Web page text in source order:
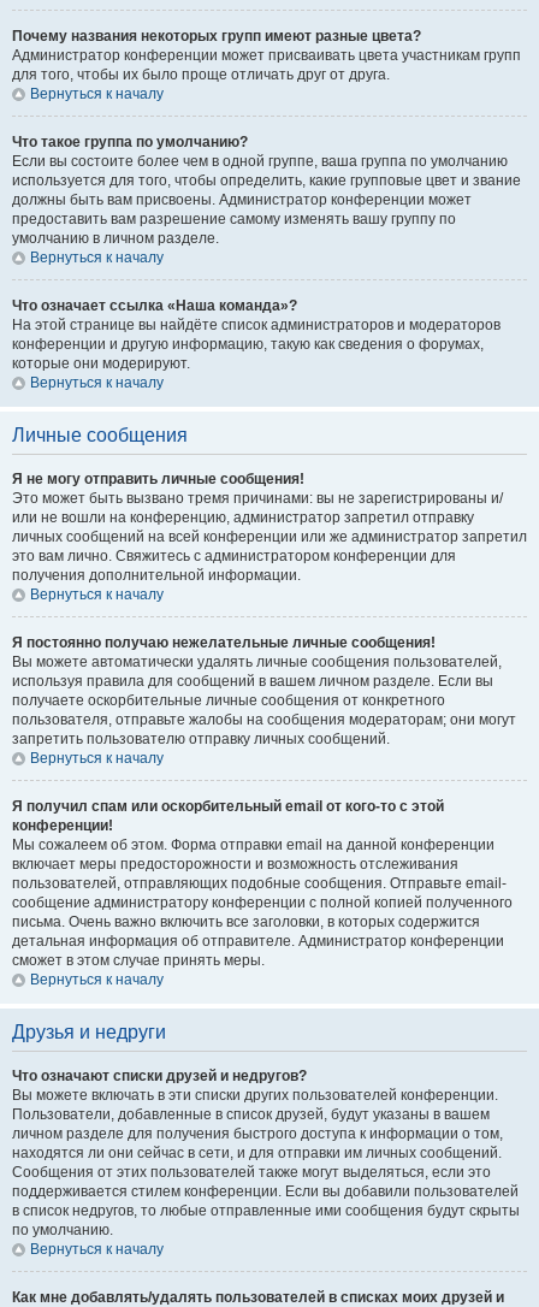
Почему названия некоторых групп имеют разные цвета?
Администратор конференции может присваивать цвета участникам групп
для того, чтобы их было проще отличать друг от друга.
Вернуться к началу
Что такое группа по умолчанию?
Если вы состоите более чем в одной группе, ваша группа по умолчанию
используется для того, чтобы определить, какие групповые цвет и звание
должны быть вам присвоены. Администратор конференции может
предоставить вам разрешение самому изменять вашу группу по
умолчанию в личном разделе.
Вернуться к началу
Что означает ссылка «Наша команда»?
На этой странице вы найдёте список администраторов и модераторов
конференции и другую информацию, такую как сведения о форумах,
которые они модерируют.
Вернуться к началу
Личные сообщения
Я не могу отправить личные сообщения!
Это может быть вызвано тремя причинами: вы не зарегистрированы и/
или не вошли на конференцию, администратор запретил отправку
личных сообщений на всей конференции или же администратор запретил
это вам лично. Свяжитесь с администратором конференции для
получения дополнительной информации.
Вернуться к началу
Я постоянно получаю нежелательные личные сообщения!
Вы можете автоматически удалять личные сообщения пользователей,
используя правила для сообщений в вашем личном разделе. Если вы
получаете оскорбительные личные сообщения от конкретного
пользователя, отправьте жалобы на сообщения модераторам; они могут
запретить пользователю отправку личных сообщений.
Вернуться к началу
Я получил спам или оскорбительный email от кого-то с этой
конференции!
Мы сожалеем об этом. Форма отправки email на данной конференции
включает меры предосторожности и возможность отслеживания
пользователей, отправляющих подобные сообщения. Отправьте email-
сообщение администратору конференции с полной копией полученного
письма. Очень важно включить все заголовки, в которых содержится
детальная информация об отправителе. Администратор конференции
сможет в этом случае принять меры.
Вернуться к началу
Друзья и недруги
Что означают списки друзей и недругов?
Вы можете включать в эти списки других пользователей конференции.
Пользователи, добавленные в список друзей, будут указаны в вашем
личном разделе для получения быстрого доступа к информации о том,
находятся ли они сейчас в сети, и для отправки им личных сообщений.
Сообщения от этих пользователей также могут выделяться, если это
поддерживается стилем конференции. Если вы добавили пользователей
в список недругов, то любые отправленные ими сообщения будут скрыты
по умолчанию.
Вернуться к началу
Как мне добавлять/удалять пользователей в списках моих друзей и